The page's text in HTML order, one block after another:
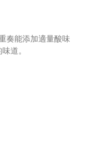
奏能添加適量酸味
道。